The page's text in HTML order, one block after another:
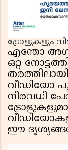
ട്രോളുകളും
എന്തോ
ഒറ്റ
വീഡിയോ
നിരവധി
ഈ ദൃശ്യങ്ങൾ